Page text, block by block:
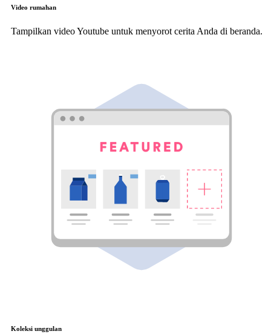
Video rumahan
Tampilkan video Youtube untuk menyorot cerita Anda di beranda.
Koleksi unggulan